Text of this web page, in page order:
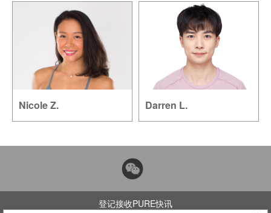
Nicole Z. Darren L.
登记接收PURE快讯